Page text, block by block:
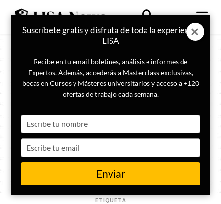
ETIQUETA
Suscríbete gratis y disfruta de toda la experiencia
LISA
Recibe en tu email boletines, análisis e informes de
Expertos. Además, accederás a Masterclass exclusivas,
becas en Cursos y Másteres universitarios y acceso a +120
ofertas de trabajo cada semana.
your
name
your
email
Enviar